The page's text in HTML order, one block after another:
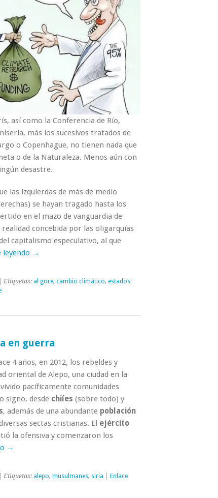
así como la Conferencia de Río,
más los sucesivos tratados de
o Copenhague, no tienen nada que
o de la Naturaleza. Menos aún con
desastre.
las izquierdas de más de medio
se hayan tragado hasta los
en el mazo de vanguardia de
concebida por las oligarquías
capitalismo especulativo, al que
leyendo →
al gore, cambio climático, estados
en guerra
4 años, en 2012, los rebeldes y
oriental de Alepo, una ciudad en la
pacíficamente comunidades
signo, desde chiíes (sobre todo) y
, además de una abundante población
sectas cristianas. El ejército
la ofensiva y comenzaron los
→
alepo, musulmanes, siria
Enlace